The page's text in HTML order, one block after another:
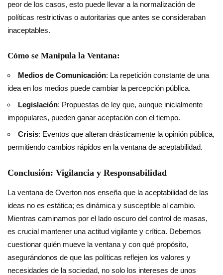
peor de los casos, esto puede llevar a la normalización de
políticas restrictivas o autoritarias que antes se consideraban
inaceptables.
Cómo se Manipula la Ventana:
Medios de Comunicación: La repetición constante de una
idea en los medios puede cambiar la percepción pública.
Legislación: Propuestas de ley que, aunque inicialmente
impopulares, pueden ganar aceptación con el tiempo.
Crisis: Eventos que alteran drásticamente la opinión pública,
permitiendo cambios rápidos en la ventana de aceptabilidad.
Conclusión: Vigilancia y Responsabilidad
La ventana de Overton nos enseña que la aceptabilidad de las
ideas no es estática; es dinámica y susceptible al cambio.
Mientras caminamos por el lado oscuro del control de masas,
es crucial mantener una actitud vigilante y crítica. Debemos
cuestionar quién mueve la ventana y con qué propósito,
asegurándonos de que las políticas reflejen los valores y
necesidades de la sociedad, no solo los intereses de unos